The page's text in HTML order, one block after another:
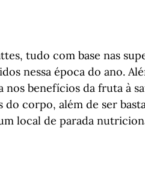
tudo com base nas
nessa época do ano.
nos benefícios da fruta à
do corpo, além de ser
local de parada